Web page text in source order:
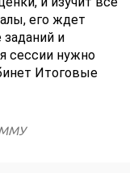
его ждет
и
сессии нужно
Итоговые